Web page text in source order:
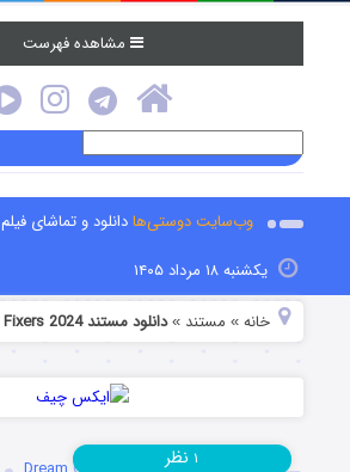
مشاهده فهرست
وب‌سایت دوستی‌هادانلود و تماشای فیلم
یکشنبه ۱۸ مرداد ۱۴۰۵
خانه » مستند »دانلود مستند Dream Car Fixers 2024
۱ نظر